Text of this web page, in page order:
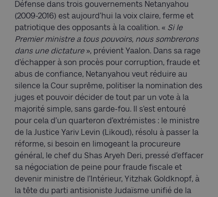
Défense dans trois gouvernements Netanyahou
(2009-2016) est aujourd’hui la voix claire, ferme et
patriotique des opposants à la coalition. « Si le
Premier ministre a tous pouvoirs, nous sombrerons
dans une dictature», prévient Yaalon. Dans sa rage
d’échapper à son procès pour corruption, fraude et
abus de confiance, Netanyahou veut réduire au
silence la Cour suprême, politiser la nomination des
juges et pouvoir décider de tout par un vote à la
majorité simple, sans garde-fou. Il s’est entouré
pour cela d’un quarteron d’extrémistes : le ministre
de la Justice Yariv Levin (Likoud), résolu à passer la
réforme, si besoin en limogeant la procureure
général, le chef du Shas Aryeh Deri, pressé d’effacer
sa négociation de peine pour fraude fiscale et
devenir ministre de l’Intérieur, Yitzhak Goldknopf, à
la tête du parti antisioniste Judaïsme unifié de la